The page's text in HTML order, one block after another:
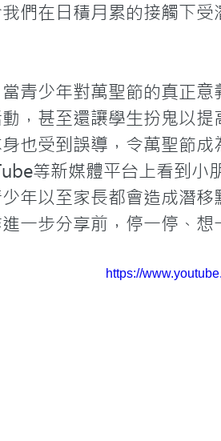
們在日積月累的接觸下
青少年對萬聖節的真正
，甚至還讓學生扮鬼以
也受到誤導，令萬聖節
等新媒體平台上看到小
年以至家長都會造成潛
一步分享前，停一停、想
https://